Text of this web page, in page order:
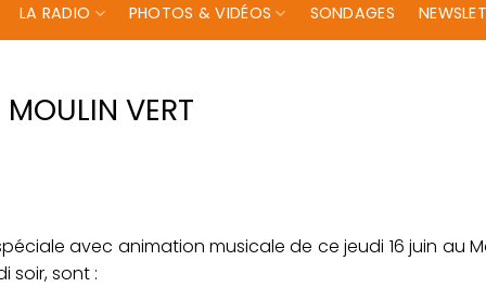
LA RADIO PHOTOS & VIDÉOS SONDAGES
VERT
avec animation musicale de ce jeudi 16 juin au
soir, sont :